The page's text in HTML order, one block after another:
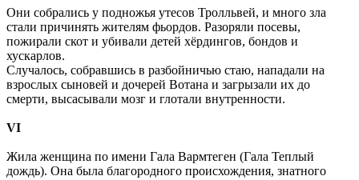
Они собрались у подножья утесов Тролльвей, и много зла
стали причинять жителям фьордов. Разоряли посевы,
пожирали скот и убивали детей хёрдингов, бондов и
хускарлов.
Случалось, собравшись в разбойничью стаю, нападали на
взрослых сыновей и дочерей Вотана и загрызали их до
смерти, высасывали мозг и глотали внутренности.
VI
Жила женщина по имени Гала Вармтеген (Гала Теплый
дождь). Она была благородного происхождения, знатного